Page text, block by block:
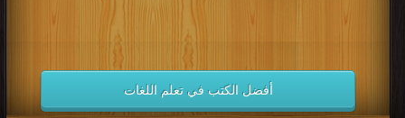
كتب 1984
كتب 1983
كتب 1980
كتب 1979
كتب 1978
كتب 1977 كتب 1976
كتب 1975
كتب 1974
كتب 1973 كتب 1972
كتب 1971أفضل الكتب في تعلم اللغات